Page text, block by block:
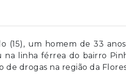
(15), um homem de 33
na linha férrea do bairro
drogas na região da